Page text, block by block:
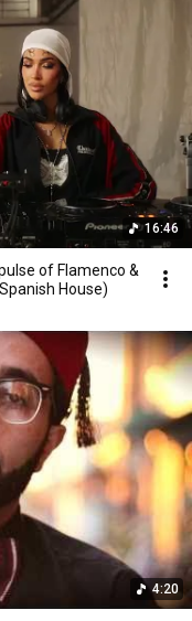
16:46
of Flamenco &
House)
4:20